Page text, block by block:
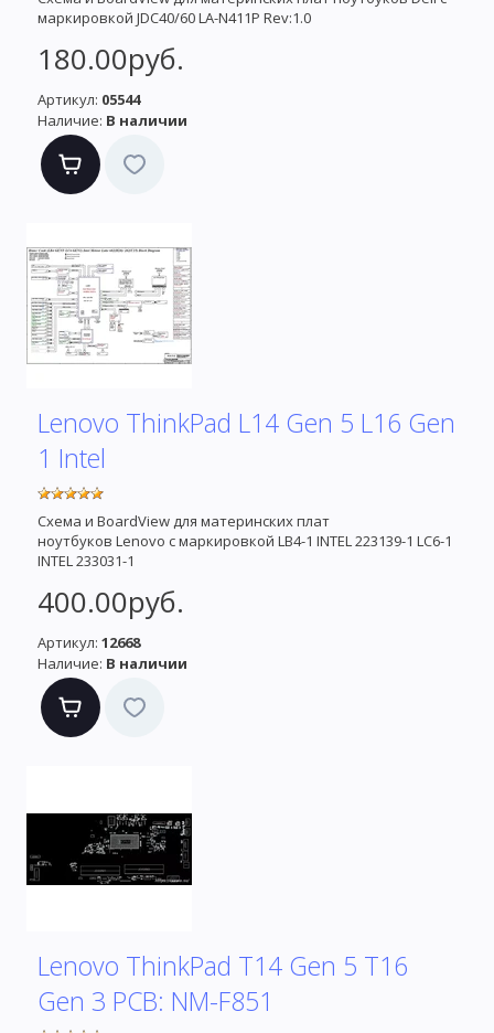
маркировкой JDC40/60 LA-N411P Rev:1.0
180.00руб.
Артикул: 05544
Наличие: В наличии
Lenovo ThinkPad L14 Gen 5 L16 Gen
1 Intel
Схема и BoardView для материнских плат
ноутбуков Lenovo с маркировкой LB4-1 INTEL 223139-1 LC6-1
INTEL 233031-1
400.00руб.
Артикул: 12668
Наличие: В наличии
Lenovo ThinkPad T14 Gen 5 T16
Gen 3 PCB: NM-F851